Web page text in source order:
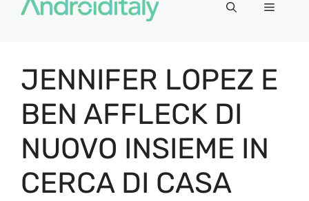
contenuto
MENU
JENNIFER LOPEZ E
BEN AFFLECK DI
NUOVO INSIEME IN
CERCA DI CASA